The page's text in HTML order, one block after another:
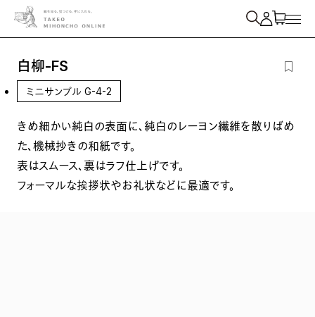
紙を検索
白柳-FS
ミニサンプル G-4-2
きめ細かい純白の表面に、純白のレーヨン繊維を散りばめ
た、機械抄きの和紙です。
表はスムース、裏はラフ仕上げです。
フォーマルな挨拶状やお礼状などに最適です。